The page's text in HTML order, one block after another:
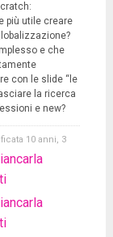
più utile creare
e che
con le slide “le
la ricerca
e new?
10 anni, 3